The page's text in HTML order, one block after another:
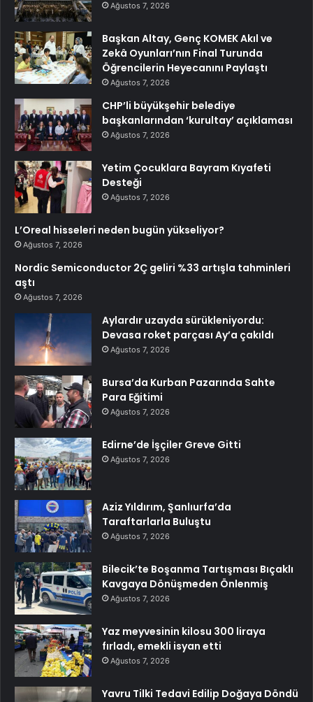
Ağustos 7, 2026
Başkan Altay, Genç KOMEK Akıl ve
Zekâ Oyunları’nın Final Turunda
Öğrencilerin Heyecanını Paylaştı
Ağustos 7, 2026
CHP’li büyükşehir belediye
başkanlarından ‘kurultay’ açıklaması
Ağustos 7, 2026
Yetim Çocuklara Bayram Kıyafeti
Desteği
Ağustos 7, 2026
L’Oreal hisseleri neden bugün yükseliyor?
Ağustos 7, 2026
Nordic Semiconductor 2Ç geliri %33 artışla tahminleri
aştı
Ağustos 7, 2026
Aylardır uzayda sürükleniyordu:
Devasa roket parçası Ay’a çakıldı
Ağustos 7, 2026
Bursa’da Kurban Pazarında Sahte
Para Eğitimi
Ağustos 7, 2026
Edirne’de İşçiler Greve Gitti
Ağustos 7, 2026
Aziz Yıldırım, Şanlıurfa’da
Taraftarlarla Buluştu
Ağustos 7, 2026
Bilecik’te Boşanma Tartışması Bıçaklı
Kavgaya Dönüşmeden Önlenmiş
Ağustos 7, 2026
Yaz meyvesinin kilosu 300 liraya
fırladı, emekli isyan etti
Ağustos 7, 2026
Yavru Tilki Tedavi Edilip Doğaya Döndü